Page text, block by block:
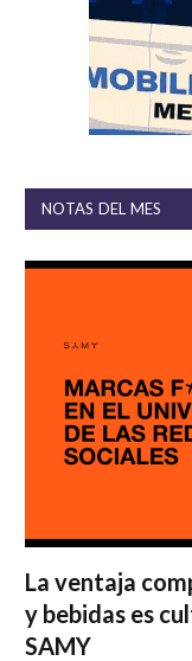
NOTAS DEL MES
La ventaja
y bebidas es
SAMY